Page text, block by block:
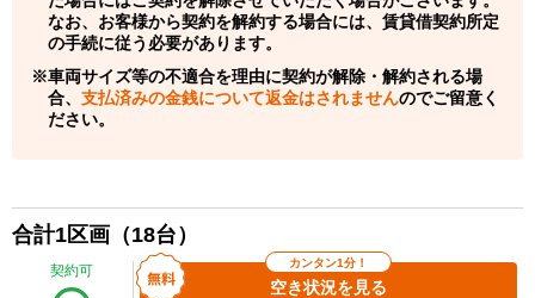
なお、お客様から契約を解約する場合には、賃貸借契約所定
の手続に従う必要があります。
車両サイズ等の不適合を理由に契約が解除・解約される場
合、 支払済みの金銭について返金はされませんのでご留意く
ださい。
合計1区画（18台）
契約可 カンタン1分！
空き状況を見る